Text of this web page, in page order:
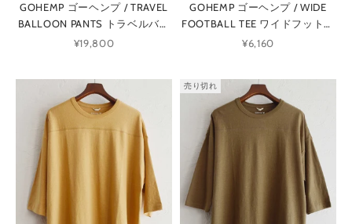
GOHEMP ゴーヘンプ / TRAVEL
BALLOON PANTS トラベルバル
ーンパンツ (STONE GRAY スト
セール価格
¥19,800
GOHEMP ゴーヘンプ / WIDE
FOOTBALL TEE ワイドフットボ
ールTEE (DOLPHIN GRAY ドルフ
セール価格
¥6,160
売り切れ